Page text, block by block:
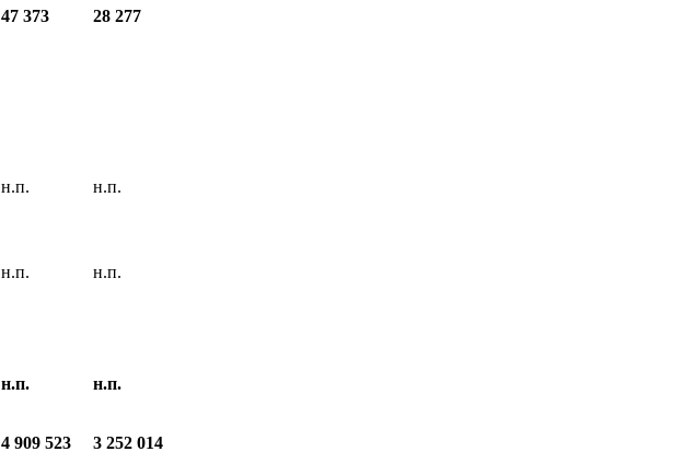
47 373 28 277
н.п. н.п.
н.п. н.п.
н.п. н.п.
4 909 523 3 252 014